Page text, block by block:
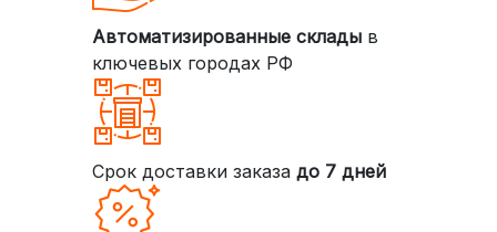
Автоматизированные складыв
ключевых городах РФ
Срок доставки заказа до 7 дней